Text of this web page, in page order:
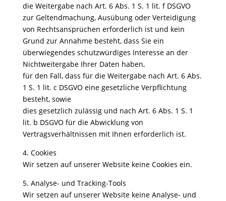
die Weitergabe nach Art. 6 Abs. 1 S. 1 lit. f DSGVO
zur Geltendmachung, Ausübung oder Verteidigung
von Rechtsansprüchen erforderlich ist und kein
Grund zur Annahme besteht, dass Sie ein
überwiegendes schutzwürdiges Interesse an der
Nichtweitergabe Ihrer Daten haben,
für den Fall, dass für die Weitergabe nach Art. 6 Abs.
1 S. 1 lit. c DSGVO eine gesetzliche Verpflichtung
besteht, sowie
dies gesetzlich zulässig und nach Art. 6 Abs. 1 S. 1
lit. b DSGVO für die Abwicklung von
Vertragsverhältnissen mit Ihnen erforderlich ist.
4. Cookies
Wir setzen auf unserer Website keine Cookies ein.
5. Analyse- und Tracking-Tools
Wir setzen auf unserer Website keine Analyse- und